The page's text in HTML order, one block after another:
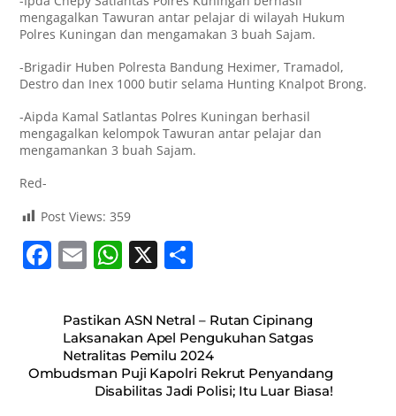
mengagalkan Tawuran antar pelajar di wilayah Hukum
Polres Kuningan dan mengamakan 3 buah Sajam.
-Brigadir Huben Polresta Bandung Heximer, Tramadol,
Destro dan Inex 1000 butir selama Hunting Knalpot Brong.
-Aipda Kamal Satlantas Polres Kuningan berhasil
mengagalkan kelompok Tawuran antar pelajar dan
mengamankan 3 buah Sajam.
Red-
Post Views: 359
F
c
e
b
E
ai
l
W
at
s
A
p
X
ar
e
Pastikan ASN Netral – Rutan Cipinang
Laksanakan Apel Pengukuhan Satgas
Netralitas Pemilu 2024
Ombudsman Puji Kapolri Rekrut Penyandang
Disabilitas Jadi Polisi; Itu Luar Biasa!